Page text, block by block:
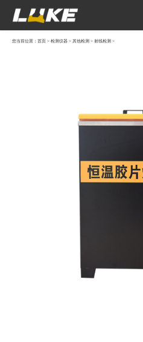
您当前位置： 首页 > 检测仪器 > 其他检测 > 射线检测 >